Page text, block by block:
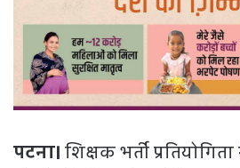
पटना।शिक्षक भर्ती